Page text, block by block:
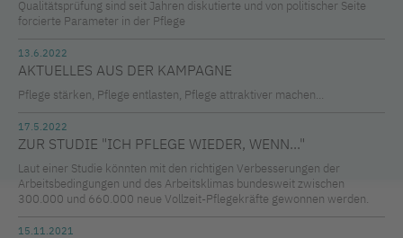
Qualitätsprüfung sind seit Jahren diskutierte und von politischer Seite
forcierte Parameter in der Pflege
13.6.2022
AKTUELLES AUS DER KAMPAGNE
Pflege stärken, Pflege entlasten, Pflege attraktiver machen...
17.5.2022
ZUR STUDIE "ICH PFLEGE WIEDER, WENN..."
Laut einer Studie könnten mit den richtigen Verbesserungen der
Arbeitsbedingungen und des Arbeitsklimas bundesweit zwischen
300.000 und 660.000 neue Vollzeit-Pflegekräfte gewonnen werden.
15.11.2021